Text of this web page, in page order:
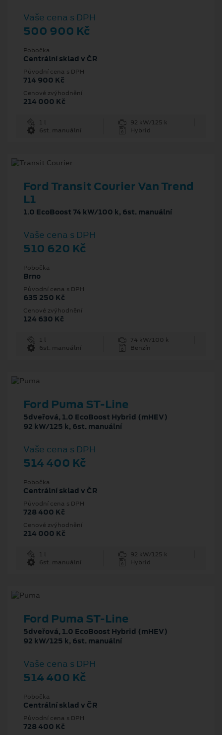
Vaše cena s DPH
500 900 Kč
Pobočka
Centrální sklad v ČR
Původní cena s DPH
714 900 Kč
Cenové zvýhodnění
214 000 Kč
1 l
92 kW/125 k
6st. manuální
Hybrid
Ford Transit Courier Van Trend
L1
1.0 EcoBoost 74 kW/100 k, 6st. manuální
Vaše cena s DPH
510 620 Kč
Pobočka
Brno
Původní cena s DPH
635 250 Kč
Cenové zvýhodnění
124 630 Kč
1 l
74 kW/100 k
6st. manuální
Benzín
Ford Puma ST-Line
5dveřová, 1.0 EcoBoost Hybrid (mHEV)
92 kW/125 k, 6st. manuální
Vaše cena s DPH
514 400 Kč
Pobočka
Centrální sklad v ČR
Původní cena s DPH
728 400 Kč
Cenové zvýhodnění
214 000 Kč
1 l
92 kW/125 k
6st. manuální
Hybrid
Ford Puma ST-Line
5dveřová, 1.0 EcoBoost Hybrid (mHEV)
92 kW/125 k, 6st. manuální
Vaše cena s DPH
514 400 Kč
Pobočka
Centrální sklad v ČR
Původní cena s DPH
728 400 Kč